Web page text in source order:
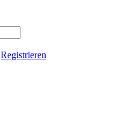
Registrieren